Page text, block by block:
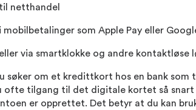
til netthandel
i mobilbetalinger som Apple Pay eller
eller via smartklokke og andre kontaktløse
søker om et kredittkort hos en bank som
ofte tilgang til det digitale kortet så snart
er opprettet. Det betyr at du kan